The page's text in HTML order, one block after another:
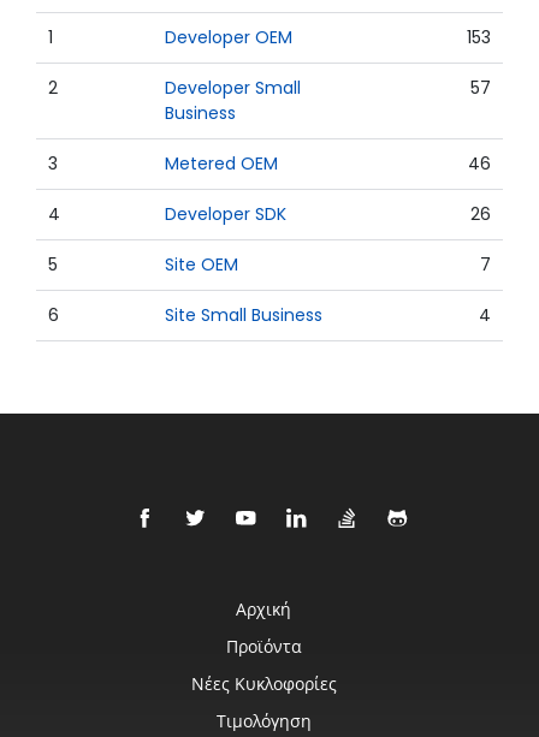
1 Developer OEM 153
2
Developer Small
Business
57
3 Metered OEM 46
4 Developer SDK 26
5 Site OEM 7
6 Site Small Business 4
Αρχική
Προϊόντα
Νέες Κυκλοφορίες
Τιμολόγηση